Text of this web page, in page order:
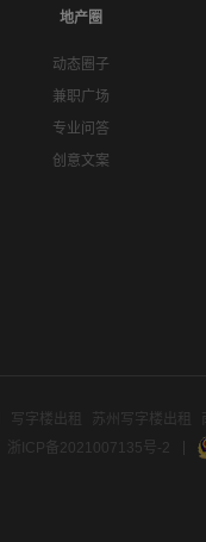
地产圈
动态圈子
兼职广场
专业问答
创意文案
写字楼出租 苏州写字楼出租
浙ICP备2021007135号-2